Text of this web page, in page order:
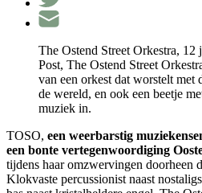
The Ostend Street Orkestra,
Post, The Ostend Street
van een orkest dat worstelt met
de wereld, en ook een beetje
muziek in.
TOSO, een weerbarstig
een bonte vertegenwoordiging
tijdens haar omzwervingen doorheen
Klokvaste percussionist naast